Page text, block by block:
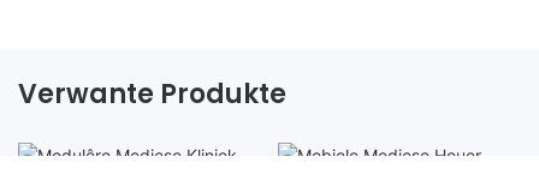
Verwante Produkte